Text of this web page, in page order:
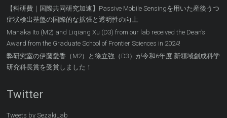
【科研費｜国際共同研究加速】Passive Mobile Sensingを用いた産後うつ
症状検出基盤の国際的な拡張と透明性の向上
Manaka Ito (M2) and Liqiang Xu (D3) from our lab received the Dean’s
Award from the Graduate School of Frontier Sciences in 2024!
弊研究室の伊藤愛香（M2）と徐立強（D3）が令和6年度 新領域創成科学
研究科長賞を受賞しました！
Twitter
Tweets by SezakiLab